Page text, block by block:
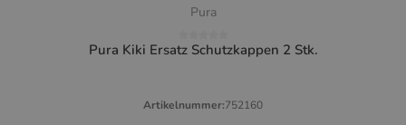
Pura
Pura Kiki Ersatz Schutzkappen 2 Stk.
Artikelnummer:752160